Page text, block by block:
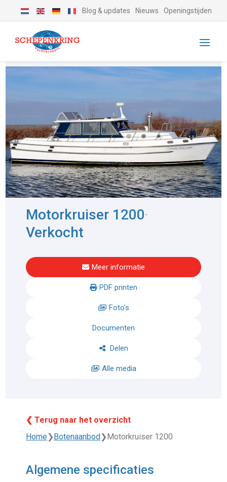
Blog & updates Nieuws Openingstijden
Motorkruiser 1200-
Verkocht
Meer informatie
PDF printen
Foto's
Documenten
Delen
Alle media
❮ Terug naar het overzicht
Home❯Botenaanbod❯Motorkruiser 1200
Algemene specificaties